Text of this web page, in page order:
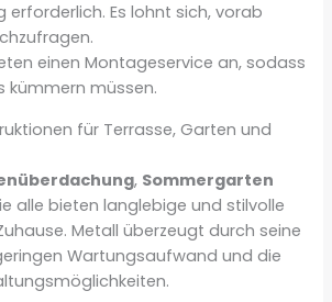
erforderlich. Es lohnt sich, vorab
einen Montageservice an, sodass
kümmern müssen.
für Terrasse, Garten und
, Sommergarten
alle bieten langlebige und stilvolle
Metall überzeugt durch seine
Wartungsaufwand und die